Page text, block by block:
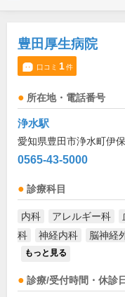
豊田厚生病院
口コミ 1件
所在地・電話番号
浄水駅
愛知県豊田市浄水町伊
0565-43-5000
診療科目
内科 アレルギー科
科
神経内科 脳神経
もっと見る
診療/受付時間・休診日